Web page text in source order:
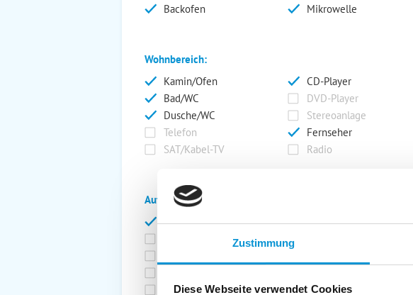
Zustimmung
Diese Webseite verwendet Cookies
Backofen
Mikrowelle
Wohnbereich:
Kamin/Ofen
CD-Player
Bad/WC
DVD-Player
Dusche/WC
Stereoanlage
Telefon
Fernseher
SAT/Kabel-TV
Radio
Außenanlage:
Garten/Liegewiese
Carport
Balkon
Abstellraum